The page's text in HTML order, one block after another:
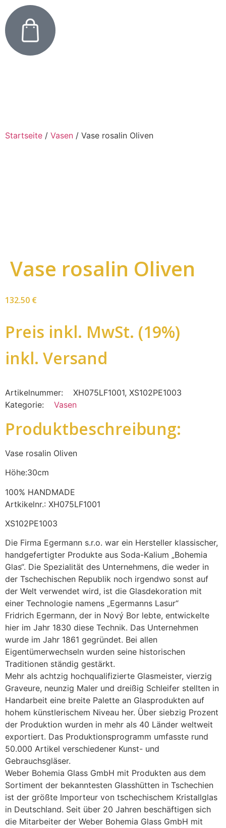
Startseite / Vasen / Vase rosalin Oliven
Vase rosalin Oliven
132.50 €
Preis inkl. MwSt. (19%)
inkl. Versand
Artikelnummer: XH075LF1001, XS102PE1003
Kategorie:
Vasen
Produktbeschreibung:
Vase rosalin Oliven
Höhe:30cm
100% HANDMADE
Artkikelnr.: XH075LF1001
XS102PE1003
Die Firma Egermann s.r.o. war ein Hersteller klassischer,
handgefertigter Produkte aus Soda-Kalium „Bohemia
Glas“. Die Spezialität des Unternehmens, die weder in
der Tschechischen Republik noch irgendwo sonst auf
der Welt verwendet wird, ist die Glasdekoration mit
einer Technologie namens „Egermanns Lasur“
Fridrich Egermann, der in Nový Bor lebte, entwickelte
hier im Jahr 1830 diese Technik. Das Unternehmen
wurde im Jahr 1861 gegründet. Bei allen
Eigentümerwechseln wurden seine historischen
Traditionen ständig gestärkt.
Mehr als achtzig hochqualifizierte Glasmeister, vierzig
Graveure, neunzig Maler und dreißig Schleifer stellten in
Handarbeit eine breite Palette an Glasprodukten auf
hohem künstlerischem Niveau her. Über siebzig Prozent
der Produktion wurden in mehr als 40 Länder weltweit
exportiert. Das Produktionsprogramm umfasste rund
50.000 Artikel verschiedener Kunst- und
Gebrauchsgläser.
Weber Bohemia Glass GmbH mit Produkten aus dem
Sortiment der bekanntesten Glasshütten in Tschechien
ist der größte Importeur von tschechischem Kristallglas
in Deutschland. Seit über 20 Jahren beschäftigen sich
die Mitarbeiter der Weber Bohemia Glass GmbH mit